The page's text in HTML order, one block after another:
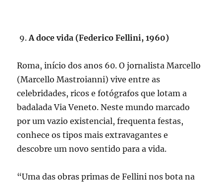
A doce vida (Federico Fellini, 1960)
Roma, início dos anos 60. O jornalista Marcello
(Marcello Mastroianni) vive entre as
celebridades, ricos e fotógrafos que lotam a
badalada Via Veneto. Neste mundo marcado
por um vazio existencial, frequenta festas,
conhece os tipos mais extravagantes e
descobre um novo sentido para a vida.
“Uma das obras primas de Fellini nos bota na